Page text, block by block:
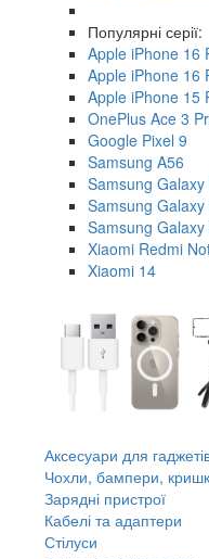
Популярні серії:
Apple iPhone 16
Apple iPhone 16
Apple iPhone 15
OnePlus Ace 3
Google Pixel 9
Samsung A56
Samsung Galaxy
Samsung Galaxy
Samsung Galaxy
Xiaomi Redmi
Xiaomi 14
Аксесуари для
Чохли, бампери,
Зарядні пристрої
Кабелі та адаптери
Стілуси